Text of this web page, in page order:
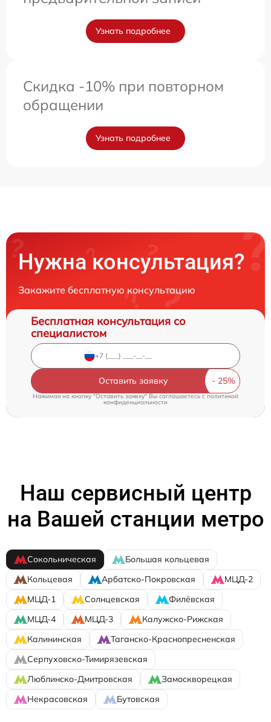
Узнать подробнее
Скидка -10% при повторном
обращении
Узнать подробнее
Нужна консультация?
Закажите бесплатную консультацию
Бесплатная консультация со
специалистом
Оставить заявку
Нажимая на кнопку "Оставить заявку" Вы соглашаетесь cполитикой
конфиденциальности
Наш сервисный центр
на Вашей станции метро
Сокольническая
Большая кольцевая
Кольцевая
Арбатско-Покровская
МЦД-2
МЦД-1
Солнцевская
Филёвская
МЦД-4
МЦД-3
Калужско-Рижская
Калининская
Таганско-Краснопресненская
Серпуховско-Тимирязевская
Люблинско-Дмитровская
Замоскворецкая
Некрасовская
Бутовская